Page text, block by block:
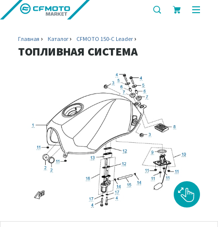
показать
Главная Каталог CFMOTO 150-C Leader
ТОПЛИВНАЯ СИСТЕМА